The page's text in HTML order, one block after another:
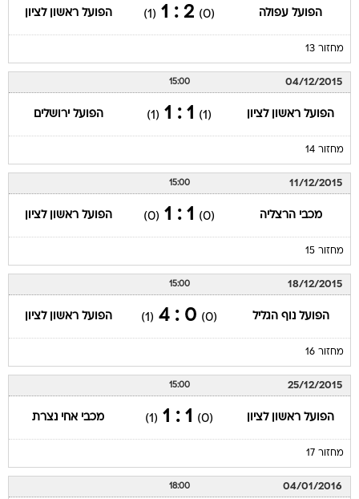
הפועל עפולה (0)
2 : 1
(1) הפועל ראשון לציון
מחזור 13
04/12/2015
15:00
הפועל ראשון לציון (1)
1 : 1
(1) הפועל ירושלים
מחזור 14
11/12/2015
15:00
מכבי הרצליה (0)
1 : 1
(0) הפועל ראשון לציון
מחזור 15
18/12/2015
15:00
הפועל נוף הגליל (0)
0 : 4
(1) הפועל ראשון לציון
מחזור 16
25/12/2015
15:00
הפועל ראשון לציון (0)
1 : 1
(1) מכבי אחי נצרת
מחזור 17
04/01/2016
18:00